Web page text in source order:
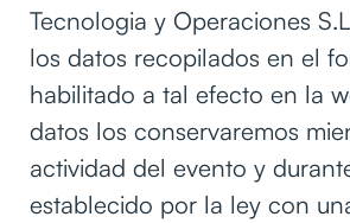
Tecnologia y Operaciones
los datos recopilados en el
habilitado a tal efecto en la
datos los conservaremos
actividad del evento y
establecido por la ley con